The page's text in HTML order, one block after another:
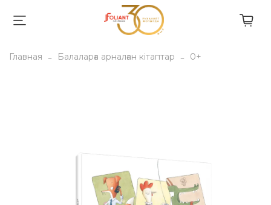
Главная Балаларға арналған кітаптар 0+